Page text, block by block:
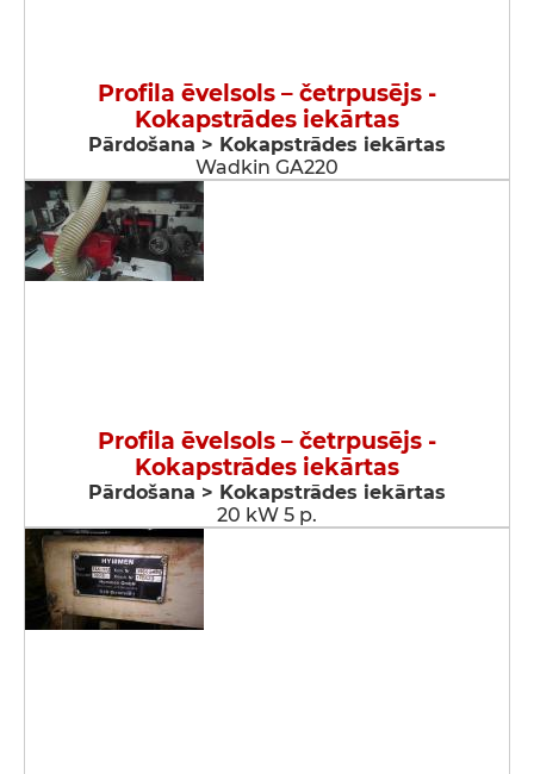
Profila ēvelsols – četrpusējs -
Kokapstrādes iekārtas
Pārdošana > Kokapstrādes iekārtas
Wadkin GA220
Profila ēvelsols – četrpusējs -
Kokapstrādes iekārtas
Pārdošana > Kokapstrādes iekārtas
20 kW 5 p.